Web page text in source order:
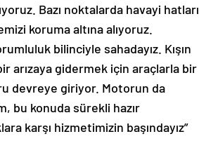
Bazı noktalarda havayi hatları
koruma altına alıyoruz.
bilinciyle sahadayız. Kışın
arızaya gidermek için araçlarla bir
devreye giriyor. Motorun da
bu konuda sürekli hazır
karşı hizmetimizin başındayız”